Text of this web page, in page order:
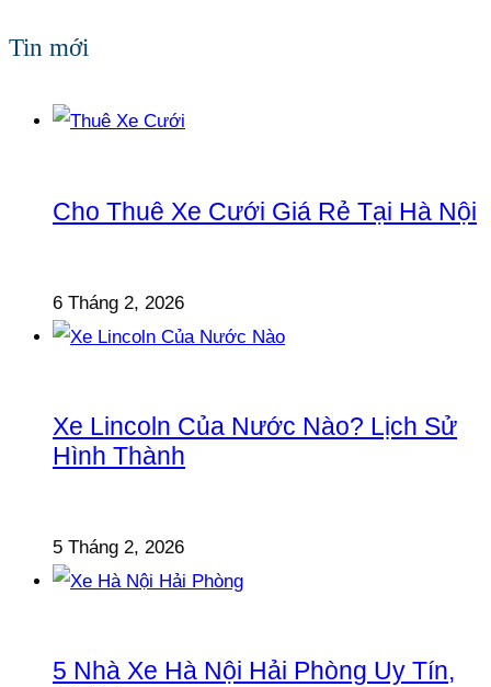
Tin mới
Cho Thuê Xe Cưới Giá Rẻ Tại Hà Nội
6 Tháng 2, 2026
Xe Lincoln Của Nước Nào? Lịch Sử
Hình Thành
5 Tháng 2, 2026
5 Nhà Xe Hà Nội Hải Phòng Uy Tín,